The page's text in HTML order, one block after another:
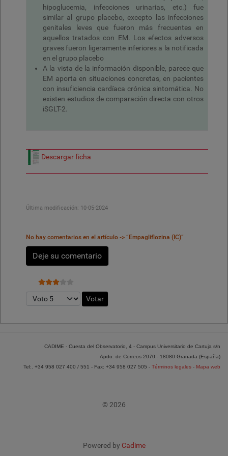
hipoglucemia, infecciones urinarias, etc.) fue
similar al grupo placebo, excepto las infecciones
genitales leves que fueron más frecuentes en
aquellos tratados con EM. Los efectos adversos
graves fueron ligeramente inferiores a la notificada
en el grupo placebo
A la vista de la información disponible, parece que
EM aporta en situaciones concretas, en pacientes
con insuficiencia cardíaca crónica sintomática. No
existen estudios de comparación directa con otros
iSGLT-2.
Descargar ficha
Última modificación: 10-05-2024
No hay comentarios en el artículo -> “Empagliflozina (IC)”
Deje su comentario
Ratio:3/5
Por favor, vote
CADIME - Cuesta del Observatorio, 4 - Campus Universitario de Cartuja s/n
Apdo. de Correos 2070 - 18080 Granada (España)
Tel:. +34 958 027 400 / 551 - Fax: +34 958 027 505 - Términos legales - Mapa web
© 2026
Powered by Cadime